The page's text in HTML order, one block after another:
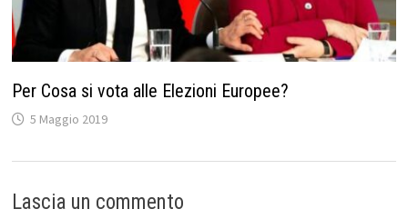
Per Cosa si vota alle Elezioni Europee?
5 Maggio 2019
Lascia un commento